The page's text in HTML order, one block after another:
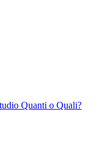
Quanti o Quali?